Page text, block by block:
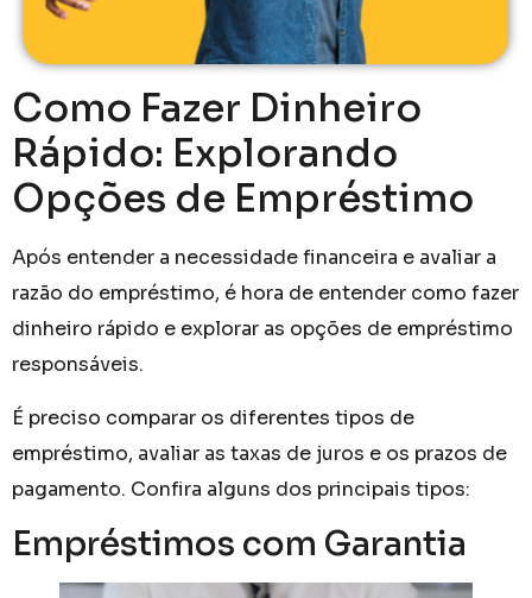
Como Fazer Dinheiro
Rápido: Explorando
Opções de Empréstimo
Após entender a necessidade financeira e avaliar a
razão do empréstimo, é hora de entender como fazer
dinheiro rápido e explorar as opções de empréstimo
responsáveis.
É preciso comparar os diferentes tipos de
empréstimo, avaliar as taxas de juros e os prazos de
pagamento. Confira alguns dos principais tipos:
Empréstimos com Garantia